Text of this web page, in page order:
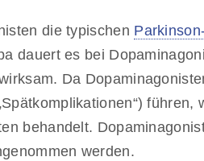
die typischen
dauert es bei
Da
behandelt.
werden.